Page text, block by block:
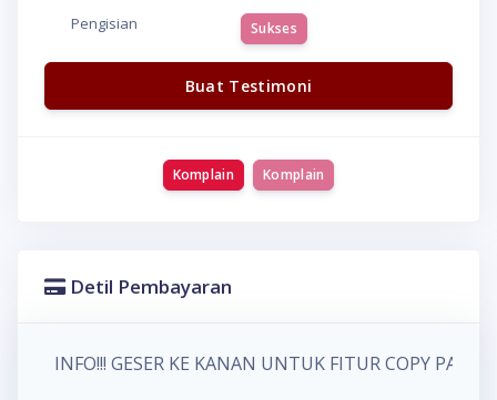
Pengisian Sukses
Buat Testimoni
Komplain Komplain
Detil Pembayaran
INFO!!! GESER KE KANAN UNTUK FITUR COPY